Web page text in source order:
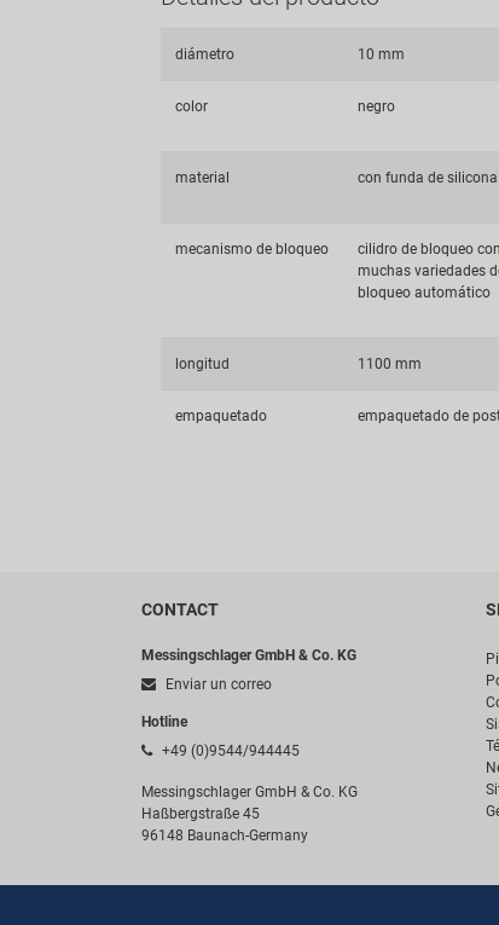
diámetro 10 mm
color negro
material con funda de silicona
mecanismo de bloqueo
cilidro de bloqueo
muchas variedades
bloqueo automático
longitud 1100 mm
empaquetado empaquetado de
CONTACT
Messingschlager GmbH & Co. KG
Enviar un correo
Hotline
+49 (0)9544/944445
Messingschlager GmbH & Co. KG
Haßbergstraße 45
96148 Baunach-Germany